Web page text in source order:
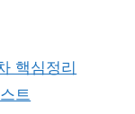
핵심정리
트